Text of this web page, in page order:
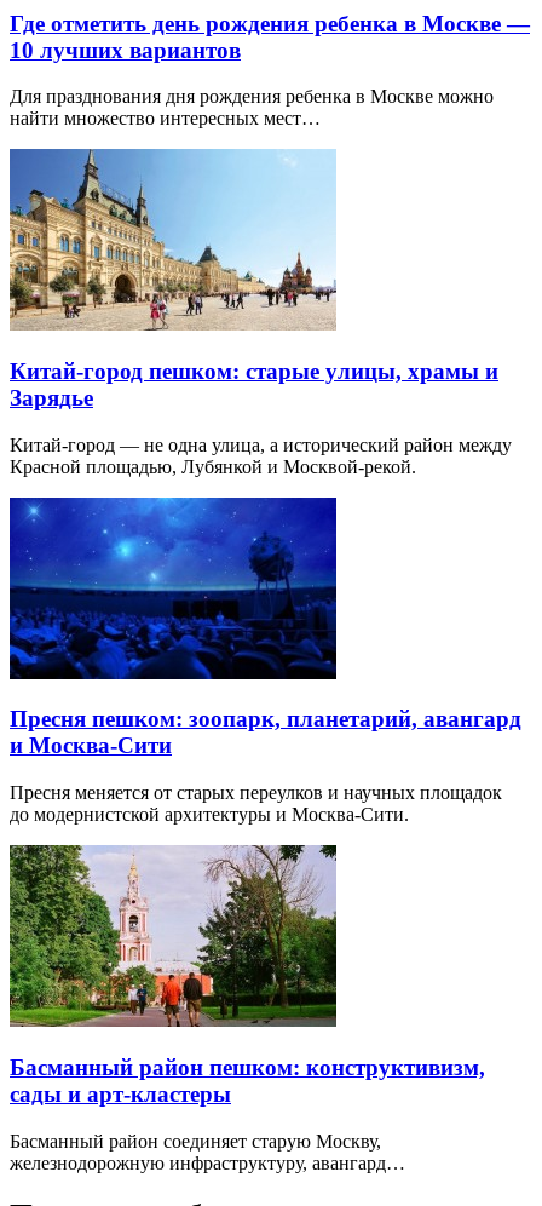
Где отметить день рождения ребенка в Москве —
10 лучших вариантов
Для празднования дня рождения ребенка в Москве можно
найти множество интересных мест…
Китай-город пешком: старые улицы, храмы и
Зарядье
Китай-город — не одна улица, а исторический район между
Красной площадью, Лубянкой и Москвой-рекой.
Пресня пешком: зоопарк, планетарий, авангард
и Москва-Сити
Пресня меняется от старых переулков и научных площадок
до модернистской архитектуры и Москва-Сити.
Басманный район пешком: конструктивизм,
сады и арт-кластеры
Басманный район соединяет старую Москву,
железнодорожную инфраструктуру, авангард…